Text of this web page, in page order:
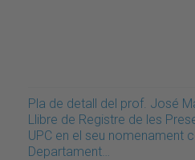
Pla de detall del prof. José
Llibre de Registre de les
UPC en el seu nomenament
Departament…